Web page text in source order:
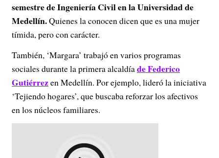
semestre de Ingeniería Civil en la Universidad de
Medellín.Quienes la conocen dicen que es una mujer
tímida, pero con carácter.
También, ‘Margara’ trabajó en varios programas
sociales durante la primera alcaldíade Federico
Gutiérrezen Medellín. Por ejemplo, lideró la iniciativa
‘Tejiendo hogares’, que buscaba reforzar los afectivos
en los núcleos familiares.